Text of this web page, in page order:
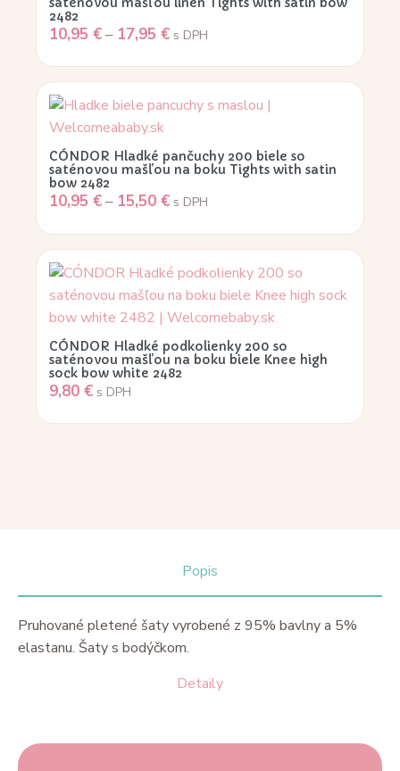
2482
10,95 €– 17,95 € s DPH
CÓNDOR Hladké pančuchy 200 biele so
saténovou mašľou na boku Tights with satin
bow 2482
10,95 €– 15,50 € s DPH
CÓNDOR Hladké podkolienky 200 so
saténovou mašľou na boku biele Knee high
sock bow white 2482
9,80 € s DPH
Popis
Detaily
Pruhované pletené šaty vyrobené z 95% bavlny a 5%
elastanu. Šaty s bodýčkom.